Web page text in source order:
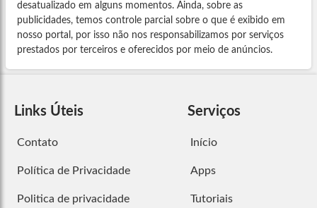
desatualizado em alguns momentos. Ainda, sobre as
publicidades, temos controle parcial sobre o que é exibido em
nosso portal, por isso não nos responsabilizamos por serviços
prestados por terceiros e oferecidos por meio de anúncios.
Links Úteis
Contato
Política de Privacidade
Politica de privacidade
Serviços
Início
Apps
Tutoriais